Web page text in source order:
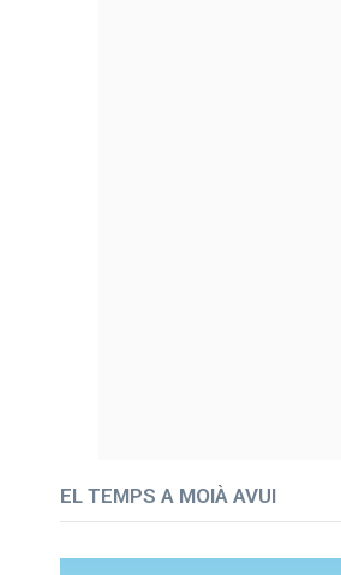
EL TEMPS A MOIÀ AVUI